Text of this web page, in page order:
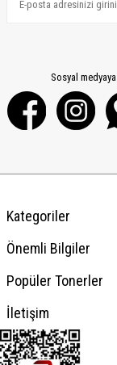
Sosyal
Kategoriler
Önemli Bilgiler
Popüler Tonerler
İletişim